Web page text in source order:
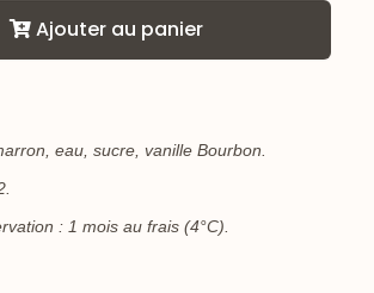
Ajouter au panier
eau, sucre, vanille Bourbon.
: 1 mois au frais (4°C).